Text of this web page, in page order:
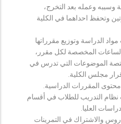
وعمله بعد التخرج،
وتحفظ احداهما في الكلية
مواد الدراسة وتوزيع مقرراتها
المخصصة لكل مقرر،
الموضوعات التي تدرس في
مجلس الكلية.
المقررات الدراسية.
نظام التدريب للطلاب في أقسام
العليا.
والاشتراك في التمرينات